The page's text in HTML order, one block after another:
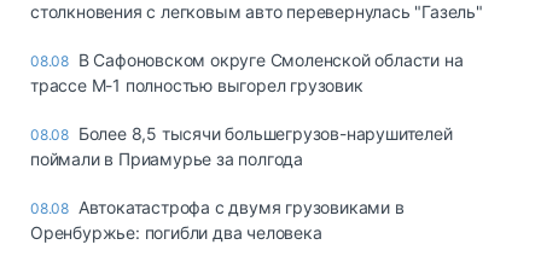
столкновения с легковым авто перевернулась "Газель"
08.08 В Сафоновском округе Смоленской области на
трассе М-1 полностью выгорел грузовик
08.08 Более 8,5 тысячи большегрузов-нарушителей
поймали в Приамурье за полгода
08.08 Автокатастрофа с двумя грузовиками в
Оренбуржье: погибли два человека